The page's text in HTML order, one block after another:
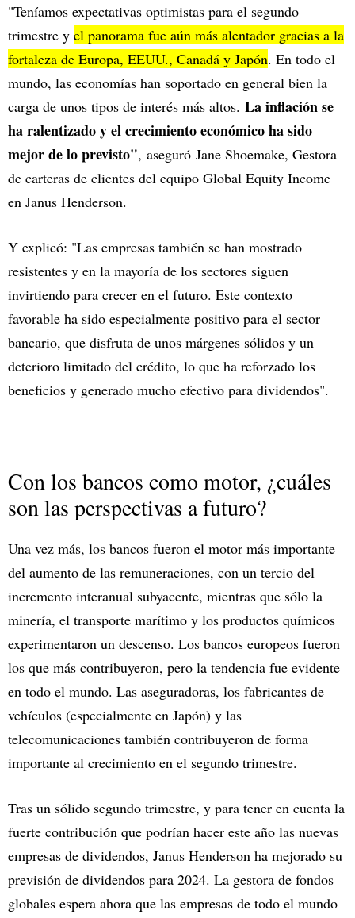
"Teníamos expectativas optimistas para el segundo
trimestre y el panorama fue aún más alentador gracias a la
fortaleza de Europa, EEUU., Canadá y Japón. En todo el
mundo, las economías han soportado en general bien la
carga de unos tipos de interés más altos. La inflación se
ha ralentizado y el crecimiento económico ha sido
mejor de lo previsto", aseguró Jane Shoemake, Gestora
de carteras de clientes del equipo Global Equity Income
en Janus Henderson.
Y explicó: "Las empresas también se han mostrado
resistentes y en la mayoría de los sectores siguen
invirtiendo para crecer en el futuro. Este contexto
favorable ha sido especialmente positivo para el sector
bancario, que disfruta de unos márgenes sólidos y un
deterioro limitado del crédito, lo que ha reforzado los
beneficios y generado mucho efectivo para dividendos".
Con los bancos como motor, ¿cuáles
son las perspectivas a futuro?
Una vez más, los bancos fueron el motor más importante
del aumento de las remuneraciones, con un tercio del
incremento interanual subyacente, mientras que sólo la
minería, el transporte marítimo y los productos químicos
experimentaron un descenso. Los bancos europeos fueron
los que más contribuyeron, pero la tendencia fue evidente
en todo el mundo. Las aseguradoras, los fabricantes de
vehículos (especialmente en Japón) y las
telecomunicaciones también contribuyeron de forma
importante al crecimiento en el segundo trimestre.
Tras un sólido segundo trimestre, y para tener en cuenta la
fuerte contribución que podrían hacer este año las nuevas
empresas de dividendos, Janus Henderson ha mejorado su
previsión de dividendos para 2024. La gestora de fondos
globales espera ahora que las empresas de todo el mundo